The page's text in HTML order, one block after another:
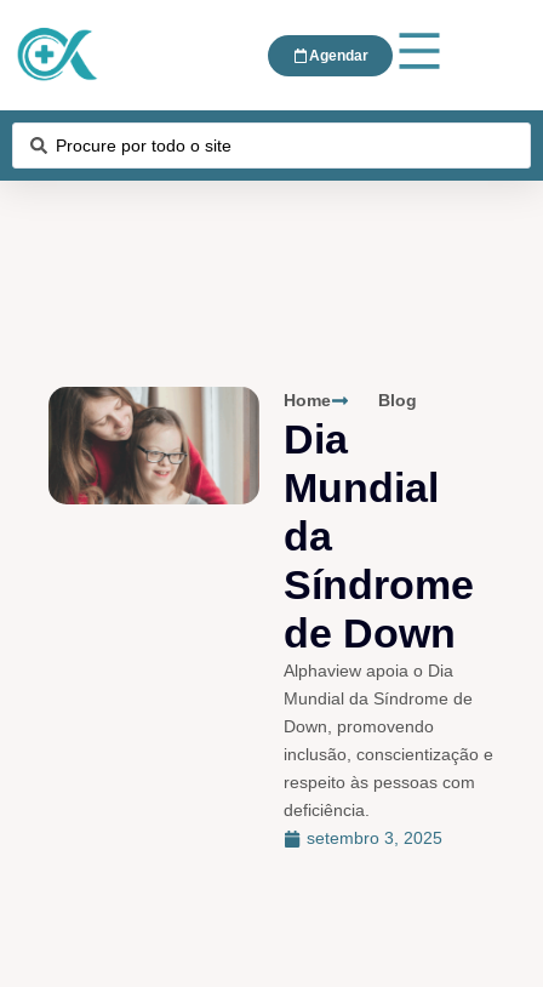
Agendar
Home Blog
Dia
Mundial
da
Síndrome
de Down
Alphaview apoia o Dia
Mundial da Síndrome de
Down, promovendo
inclusão, conscientização e
respeito às pessoas com
deficiência.
setembro 3, 2025